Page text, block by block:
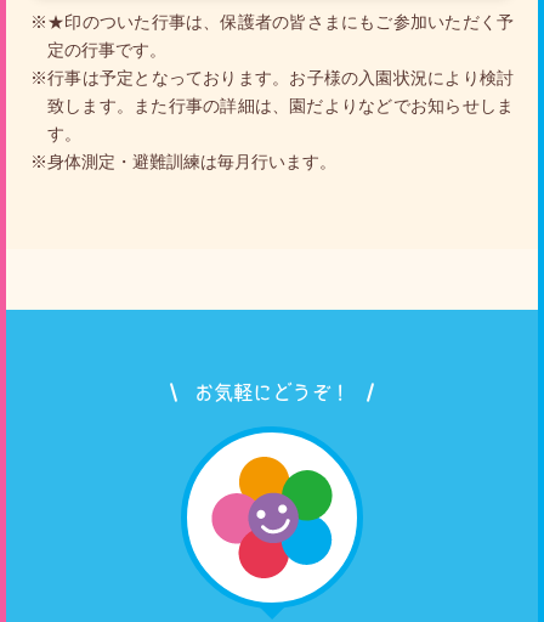
※★印のついた行事は、保護者の皆さまにもご参加いただく予
定の行事です。
※行事は予定となっております。お子様の入園状況により検討
致します。また行事の詳細は、園だよりなどでお知らせしま
す。
※身体測定・避難訓練は毎月行います。
お気軽にどうぞ！